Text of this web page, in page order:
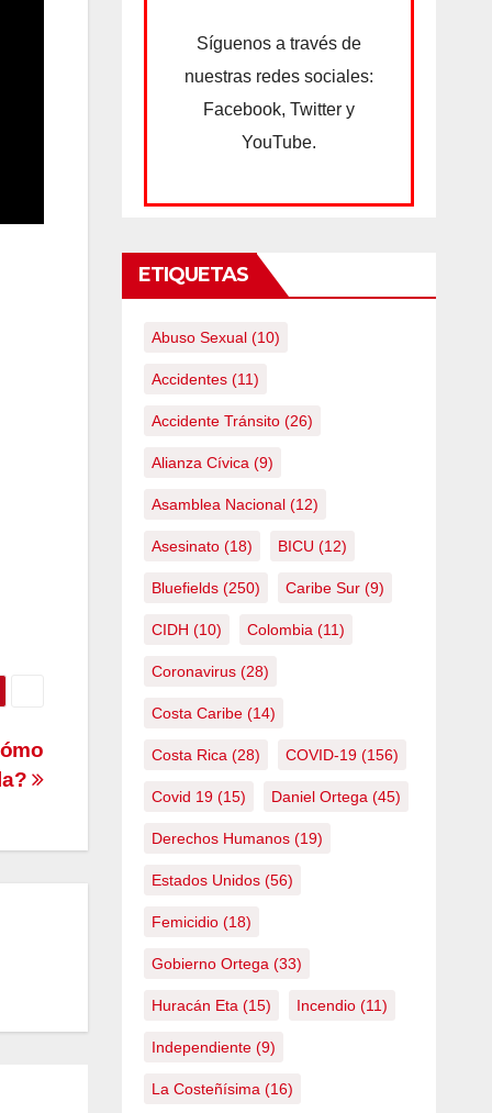
Síguenos a través de
nuestras redes sociales:
Facebook, Twitter y
YouTube.
ETIQUETAS
Abuso Sexual(10)
Accidentes(11)
Accidente Tránsito(26)
Alianza Cívica (9)
Asamblea Nacional(12)
Asesinato(18) BICU (12)
Bluefields(250) Caribe Sur(9)
CIDH (10) Colombia (11)
Coronavirus(28)
Costa Caribe(14)
Costa Rica (28) COVID-19(156)
Covid 19(15) Daniel Ortega (45)
Derechos Humanos(19)
Estados Unidos(56)
Femicidio(18)
Gobierno Ortega (33)
Huracán Eta (15) Incendio(11)
Independiente(9)
La Costeñísima (16)